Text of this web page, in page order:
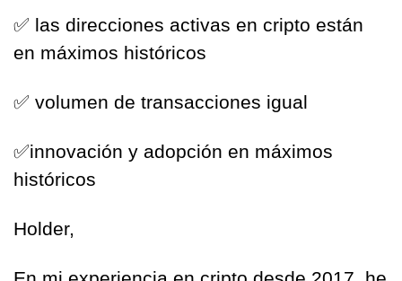
✅ las direcciones activas en cripto están
en máximos históricos
✅ volumen de transacciones igual
✅innovación y adopción en máximos
históricos
Holder,